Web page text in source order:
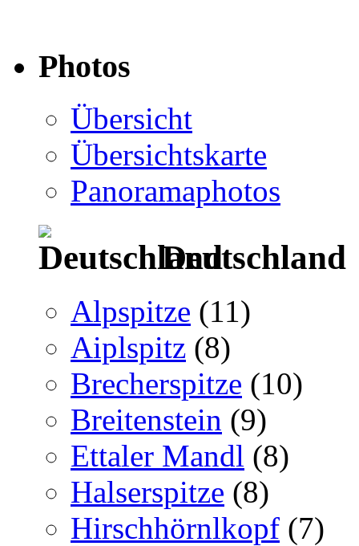
Photos
Übersicht
Übersichtskarte
Panoramaphotos
Deutschland
Alpspitze (11)
Aiplspitz (8)
Brecherspitze (10)
Breitenstein (9)
Ettaler Mandl (8)
Halserspitze (8)
Hirschhörnlkopf (7)